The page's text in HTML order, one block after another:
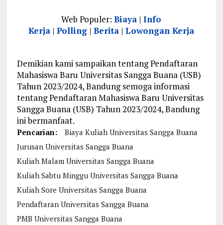
Web Populer:Biaya |Info
Kerja |Polling |Berita |Lowongan Kerja
Demikian kami sampaikan tentang Pendaftaran
Mahasiswa Baru Universitas Sangga Buana (USB)
Tahun 2023/2024, Bandung semoga informasi
tentang Pendaftaran Mahasiswa Baru Universitas
Sangga Buana (USB) Tahun 2023/2024, Bandung
ini bermanfaat.
Pencarian:
Biaya Kuliah Universitas Sangga Buana
Jurusan Universitas Sangga Buana
Kuliah Malam Universitas Sangga Buana
Kuliah Sabtu Minggu Universitas Sangga Buana
Kuliah Sore Universitas Sangga Buana
Pendaftaran Universitas Sangga Buana
PMB Universitas Sangga Buana